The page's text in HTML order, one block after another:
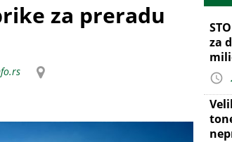
za preradu
za